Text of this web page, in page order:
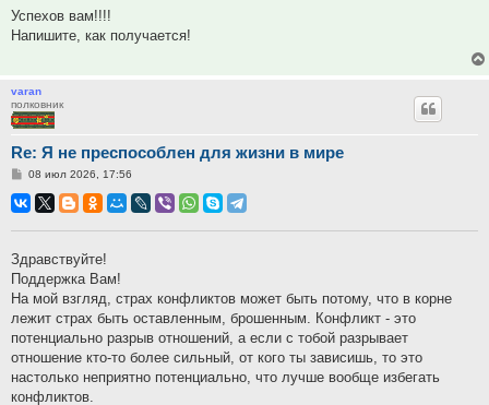
Успехов вам!!!!
Напишите, как получается!
varan
полковник
Re: Я не преспособлен для жизни в мире
Сообщение
08 июл 2026, 17:56
Здравствуйте!
Поддержка Вам!
На мой взгляд, страх конфликтов может быть потому, что в корне
лежит страх быть оставленным, брошенным. Конфликт - это
потенциально разрыв отношений, а если с тобой разрывает
отношение кто-то более сильный, от кого ты зависишь, то это
настолько неприятно потенциально, что лучше вообще избегать
конфликтов.